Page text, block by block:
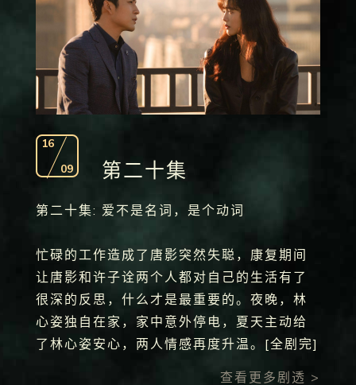
16
09
第二十集
第二十集: 爱不是名词，是个动词
忙碌的工作造成了唐影突然失聪，康复期间
让唐影和许子诠两个人都对自己的生活有了
很深的反思，什么才是最重要的。夜晚，林
心姿独自在家，家中意外停电，夏天主动给
了林心姿安心，两人情感再度升温。[全剧完]
查看更多剧透 >